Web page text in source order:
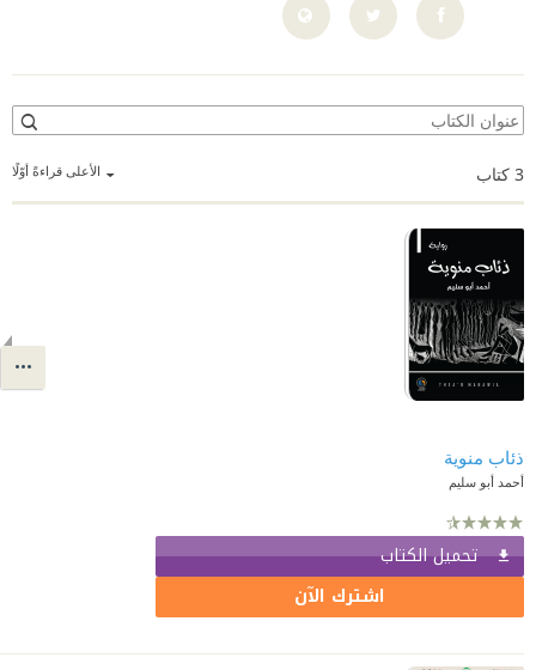
الأعلى قراءةً أوّلًا 3 كتاب
ذئاب منوية
أحمد أبو سليم
تحميل الكتاب
اشترك الآن